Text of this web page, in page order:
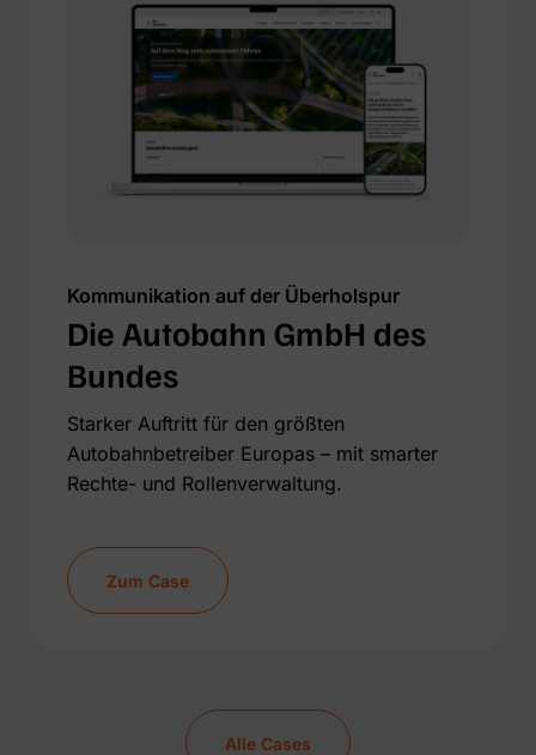
Kommunikation auf der Überholspur
Die Autobahn GmbH des
Bundes
Starker Auftritt für den größten
Autobahnbetreiber Europas – mit smarter
Rechte- und Rollenverwaltung.
Zum Case
Alle Cases